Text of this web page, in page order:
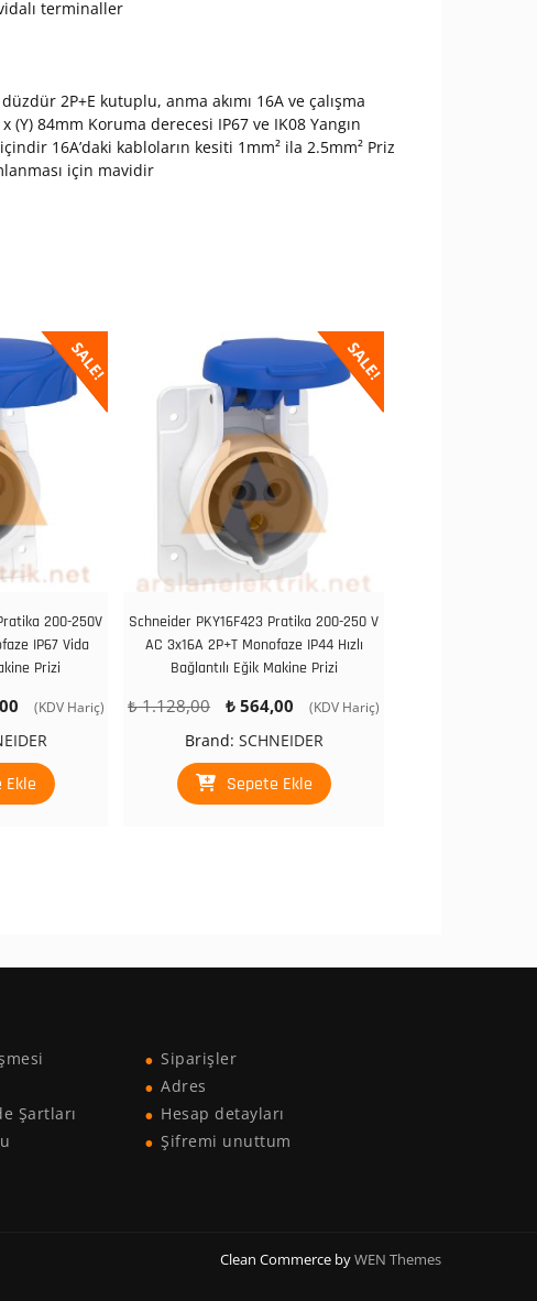
terminaller
2P+E kutuplu, anma akımı 16A ve çalışma
(Y) 84mm Koruma derecesi IP67 ve IK08 Yangın
16A’daki kabloların kesiti 1mm² ila 2.5mm² Priz
için mavidir
SALE!
200-250V
IP67 Vida
Prizi
Şu
fiyat:
₺ 744,00.
(KDV Hariç)
Ekle
SALE!
Schneider PKY16F423 Pratika 200-250 V
AC 3x16A 2P+T Monofaze IP44 Hızlı
Bağlantılı Eğik Makine Prizi
₺1.128,00
Orijinal
fiyat:
₺ 1.128,00.
₺ 564,00
Şu
fiyat:
₺ 564,00.
(KDV Hariç)
Brand: SCHNEIDER
Sepete Ekle
Şartları
Siparişler
Adres
Hesap detayları
Şifremi unuttum
Clean Commerce byWEN Themes